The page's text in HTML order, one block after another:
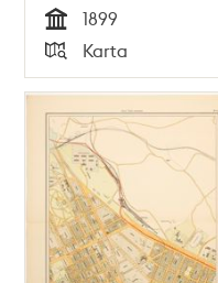
Tid
1899
Typ
Karta